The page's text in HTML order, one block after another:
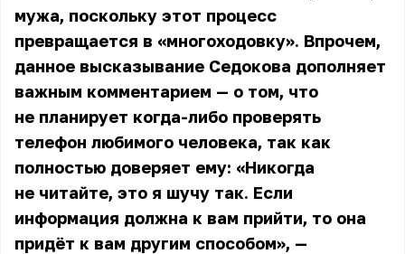
мужа, поскольку этот процесс
превращается в «многоходовку». Впрочем,
данное высказывание Седокова дополняет
важным комментарием — о том, что
не планирует когда-либо проверять
телефон любимого человека, так как
полностью доверяет ему: «Никогда
не читайте, это я шучу так. Если
информация должна к вам прийти, то она
придёт к вам другим способом», —